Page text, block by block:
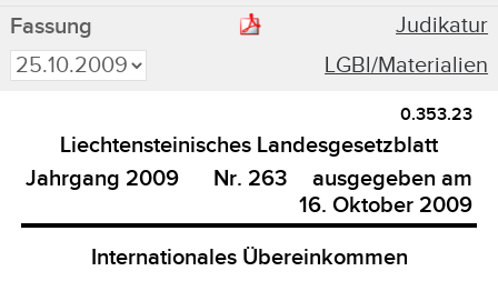
Fassung
Judikatur
LGBl/Materialien